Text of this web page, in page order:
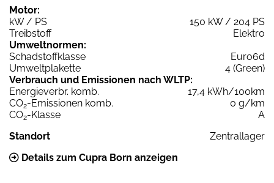
Motor:
kW / PS
150 kW / 204 PS
Treibstoff
Elektro
Umweltnormen:
Schadstoffklasse
Euro6d
Umweltplakette
4 (Green)
Verbrauch und Emissionen nach WLTP:
Energieverbr. komb.
17,4 kWh/100km
CO2-Emissionen komb.
0 g/km
CO2-Klasse
A
Standort
Zentrallager
Details zum Cupra Born anzeigen